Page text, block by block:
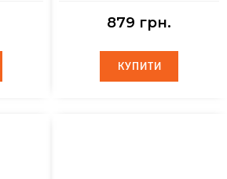
879 грн.
КУПИТИ
КУПИТИ